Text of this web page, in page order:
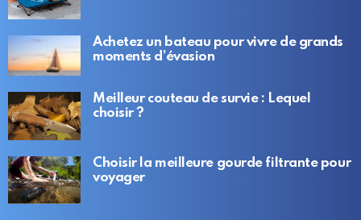
Achetez un bateau pour vivre de grands
moments d’évasion
Meilleur couteau de survie : Lequel
choisir ?
Choisir la meilleure gourde filtrante pour
voyager